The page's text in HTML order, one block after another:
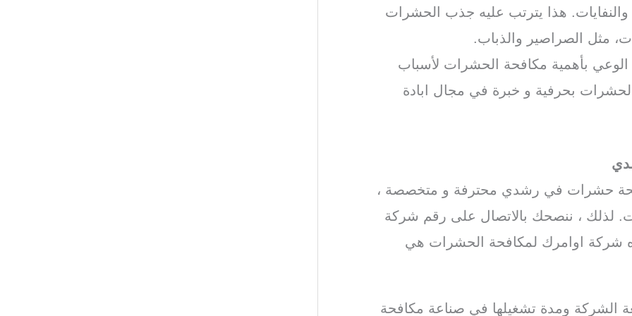
والنفايات. هذا يترتب عليه جذب الحشرات
مثل الصراصير والذباب.
الوعي بأهمية مكافحة الحشرات لأسباب
بحرفية و خبرة في مجال ابادة
حشرات في رشدي محترفة و متخصصة ،
لذلك ، ننصحك بالاتصال على رقم شركة
اوامرك لمكافحة الحشرات هي
الشركة ومدة تشغيلها في صناعة مكافحة